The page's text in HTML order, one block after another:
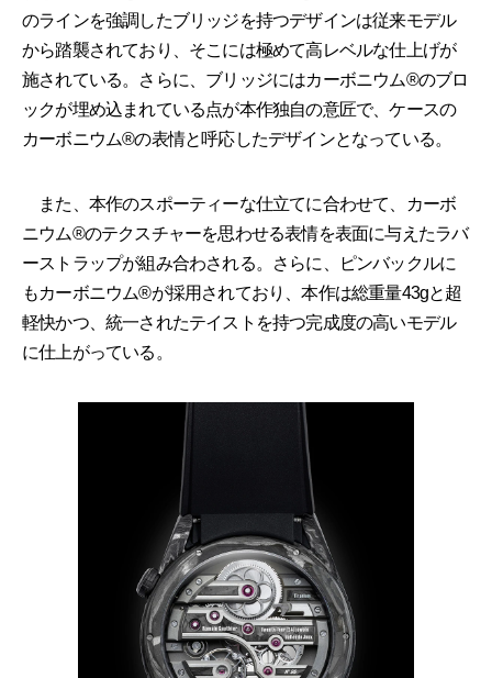
のラインを強調したブリッジを持つデザインは従来モデル
から踏襲されており、そこには極めて高レベルな仕上げが
施されている。さらに、ブリッジにはカーボニウム®のブロ
ックが埋め込まれている点が本作独自の意匠で、ケースの
カーボニウム®の表情と呼応したデザインとなっている。
また、本作のスポーティーな仕立てに合わせて、カーボ
ニウム®のテクスチャーを思わせる表情を表面に与えたラバ
ーストラップが組み合わされる。さらに、ピンバックルに
もカーボニウム®が採用されており、本作は総重量43gと超
軽快かつ、統一されたテイストを持つ完成度の高いモデル
に仕上がっている。